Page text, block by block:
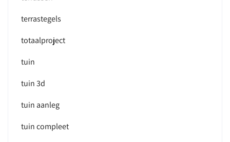
terrastegels
totaalproject
tuin
tuin 3d
tuin aanleg
tuin compleet